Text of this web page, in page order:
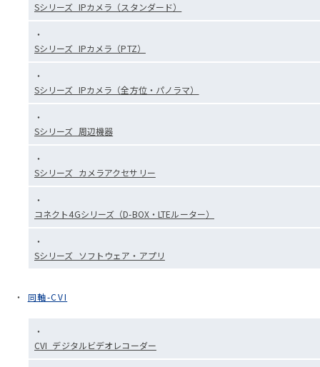
Sシリーズ_IPカメラ（スタンダード）
Sシリーズ_IPカメラ（PTZ）
Sシリーズ_IPカメラ（全方位・パノラマ）
Sシリーズ_周辺機器
Sシリーズ_カメラアクセサリー
コネクト4Gシリーズ（D-BOX・LTEルーター）
Sシリーズ_ソフトウェア・アプリ
同軸-CVI
CVI_デジタルビデオレコーダー